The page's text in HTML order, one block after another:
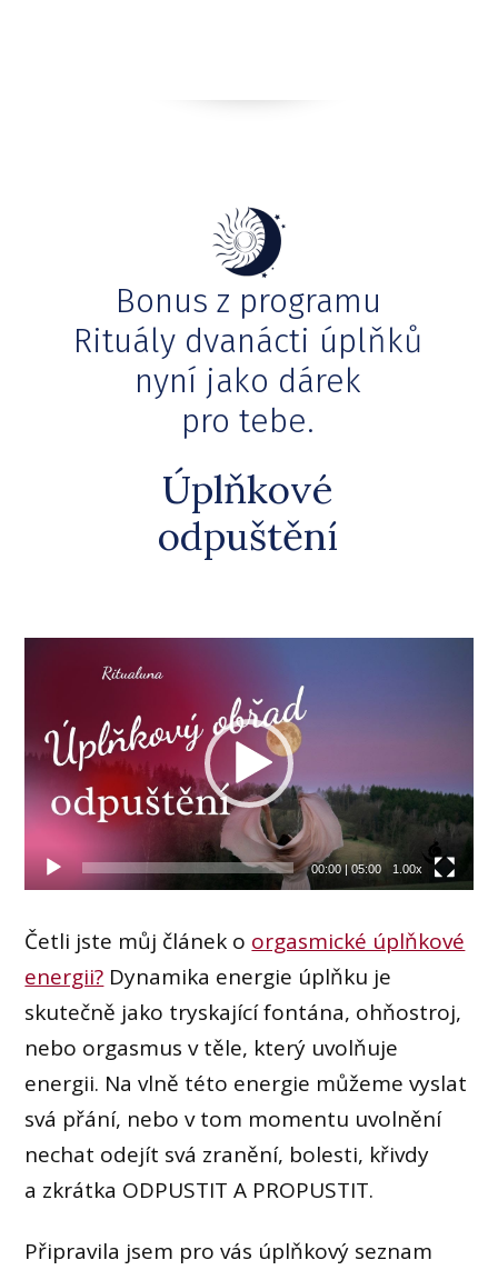
Bonus z programu
Rituály dvanácti úplňků
nyní jako dárek
pro tebe.
Úplňkové
odpuštění
00:00|05:00 1.00x
Četli jste můj článek o orgasmické úplňkové
energii? Dynamika energie úplňku je
skutečně jako tryskající fontána, ohňostroj,
nebo orgasmus v těle, který uvolňuje
energii. Na vlně této energie můžeme vyslat
svá přání, nebo v tom momentu uvolnění
nechat odejít svá zranění, bolesti, křivdy
a zkrátka ODPUSTIT A PROPUSTIT.
Připravila jsem pro vás úplňkový seznam